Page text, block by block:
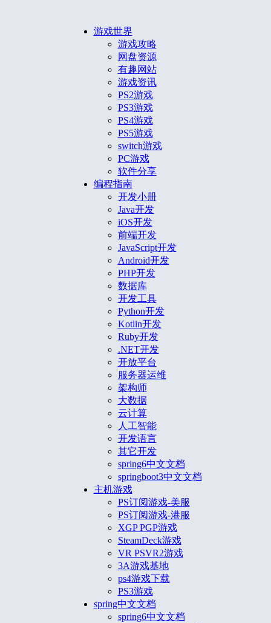
游戏世界
游戏攻略
网盘资源
有趣网站
游戏资讯
PS2游戏
PS3游戏
PS4游戏
PS5游戏
switch游戏
PC游戏
软件分享
编程指南
开发小册
Java开发
iOS开发
前端开发
JavaScript开发
Android开发
PHP开发
数据库
开发工具
Python开发
Kotlin开发
Ruby开发
.NET开发
开放平台
服务器运维
架构师
大数据
云计算
人工智能
开发语言
其它开发
spring6中文文档
springboot3中文文档
主机游戏
PS订阅游戏-美服
PS订阅游戏-港服
XGP PGP游戏
SteamDeck游戏
VR PSVR2游戏
3A游戏基地
ps4游戏下载
PS3游戏
spring中文文档
spring6中文文档